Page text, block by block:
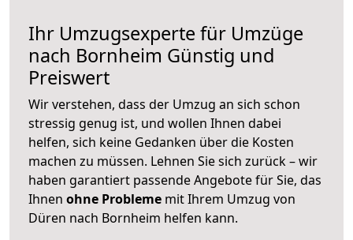
Ihr Umzugsexperte für Umzüge
nach Bornheim Günstig und
Preiswert
Wir verstehen, dass der Umzug an sich schon
stressig genug ist, und wollen Ihnen dabei
helfen, sich keine Gedanken über die Kosten
machen zu müssen. Lehnen Sie sich zurück – wir
haben garantiert passende Angebote für Sie, das
Ihnen ohne Probleme mit Ihrem Umzug von
Düren nach Bornheim helfen kann.